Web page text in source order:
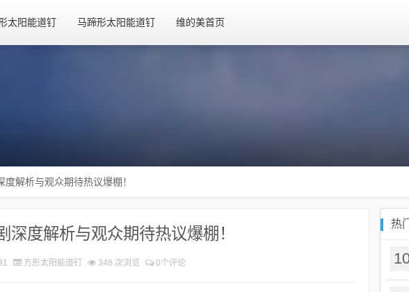
太阳能道钉 马蹄形太阳能道钉 维的美首页
度解析与观众期待热议爆棚！
深度解析与观众期待热议爆棚！
方形太阳能道钉 348 次浏览 0个评论
热